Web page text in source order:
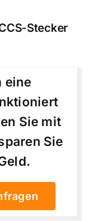
Stecker
eine
Sie mit
Sie